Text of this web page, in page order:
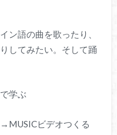
ン語の曲を歌ったり、
してみたい。そして踊
学ぶ
ビデオつくる